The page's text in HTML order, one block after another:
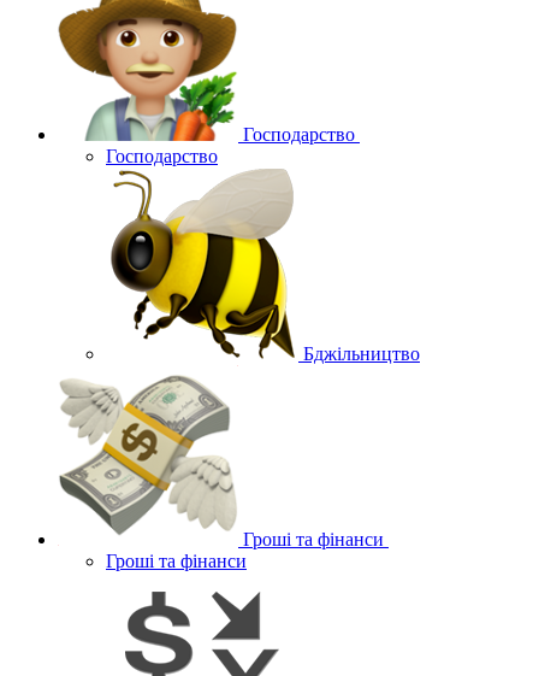
Господарство
Господарство
Бджільництво
Гроші та фінанси
Гроші та фінанси